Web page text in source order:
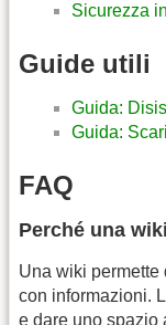
Sicurezza
Guide utili
Guida:
Guida:
FAQ
Perché una
Una wiki
con informazioni.
e dare uno spazio